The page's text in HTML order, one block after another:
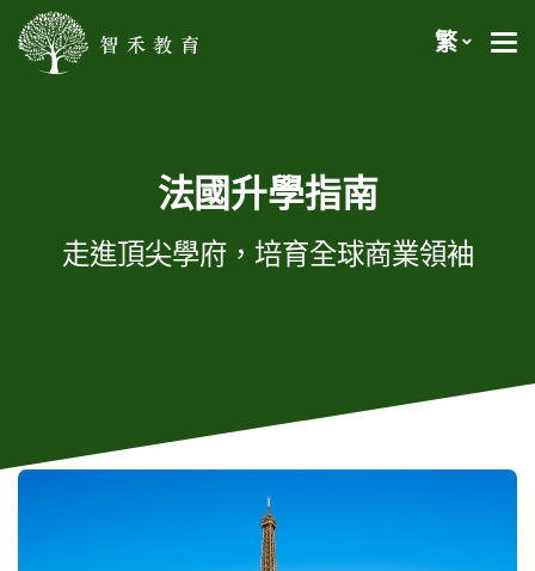
繁
法國升學指南
走進頂尖學府，培育全球商業領袖